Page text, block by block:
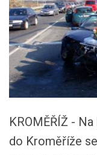
KROMĚŘÍŽ -
do Kroměříže